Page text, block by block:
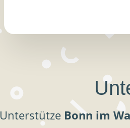
Unterstütze Bonn im